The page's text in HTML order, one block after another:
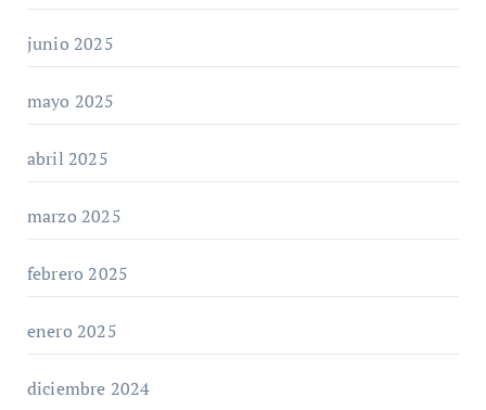
junio 2025
mayo 2025
abril 2025
marzo 2025
febrero 2025
enero 2025
diciembre 2024